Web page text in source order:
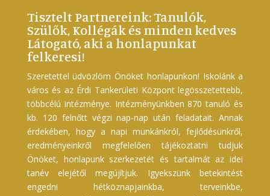
Tisztelt Partnereink: Tanulók,
Szülők, Kollégák és minden kedves
Látogató, aki a honlapunkat
felkeresi!
Szeretettel üdvözlöm Önöket honlapunkon! Iskolánk a
város és az Érdi Tankerületi Központ legösszetettebb,
többcélú intézménye. Intézményünkben 870 tanuló és
kb. 120 felnőtt végzi nap-nap után feladatait. Annak
érdekében, hogy a napi munkánkról, fejlődésünkről,
eredményeinkről megfelelően tájékoztatni tudjuk
Önöket, honlapunk szerkezetét és tartalmát az idei
tanév elejétől megújítjuk. Igyekszünk betekintést
engedni hétköznapjainkba, terveinkbe,